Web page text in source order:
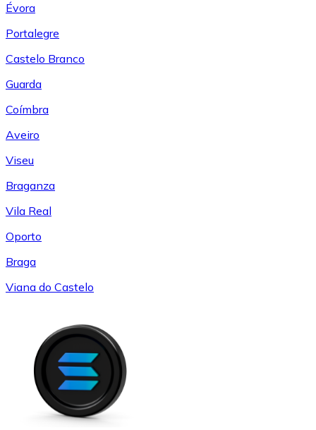
Évora
Portalegre
Castelo Branco
Guarda
Coímbra
Aveiro
Viseu
Braganza
Vila Real
Oporto
Braga
Viana do Castelo